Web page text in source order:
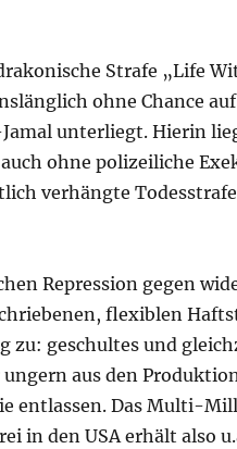
Strafe „Life
ohne Chance
unterliegt. Hierin
ohne polizeiliche
verhängte
Repression gegen
flexiblen
zu: geschultes und
aus den
entlassen. Das Multi-
in den USA erhält also